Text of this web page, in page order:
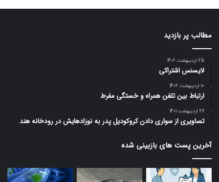
مطالب پر بازدید
25 اردیبهشت 1402
لایسنس اشتراکی
10 اردیبهشت 1402
ارتباط بین تلفن همراه و خستگی مفرط
27 اردیبهشت 1401
تصاویری از سواری دادن کروکودیل پدر به نوزادهایش در رودخانه هند
آخرین پست های بازبینی شده